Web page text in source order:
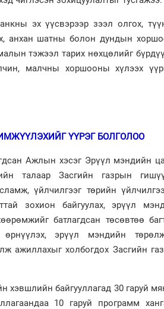
эх үүсвэрээр зээл олгох,
анхан шатны болон дундын
тэжээл тарих нөхцөлийг
малчны хоршооны хүлээх
ҮҮРЭГ БОЛГОЛОО
Ажлын хэсэг Эрүүл мэндийн
талаар Засгийн газрын
үйлчилгээг төрийн
зохион байгуулах, эрүүл
батлагдсан төсөвтөө
эрүүл мэндийн
ажиллахыг холбогдох Засгийн
хэвшлийн байгууллагад 30 гаруй
10 гаруй программ